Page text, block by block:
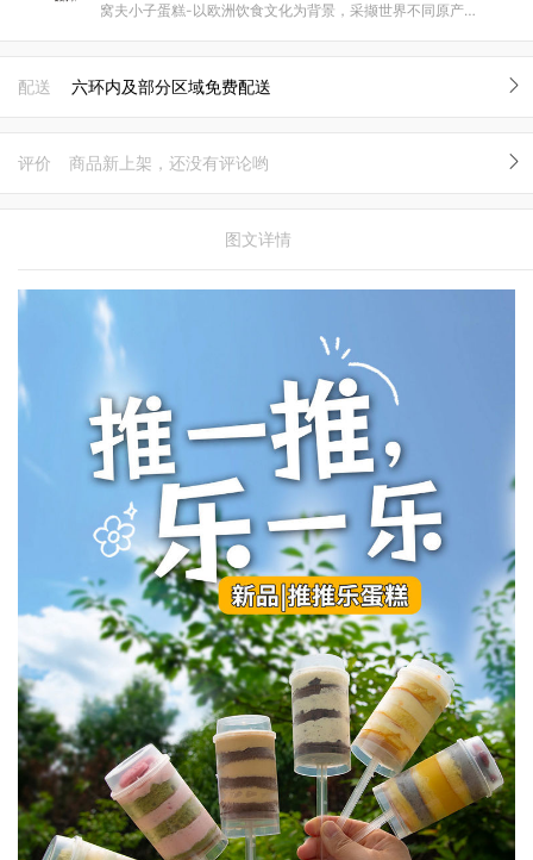
窝夫小子蛋糕-以欧洲饮食文化为背景，采撷世界不同原产地顶级原料，烘焙世界美味！
配送 六环内及部分区域免费配送
评价 商品新上架，还没有评论哟
图文详情